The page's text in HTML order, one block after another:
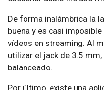
De forma inalámbrica la
buena y es casi
vídeos en streaming. Al
utilizar el jack de 3.5
balanceado.
Por último, existe una